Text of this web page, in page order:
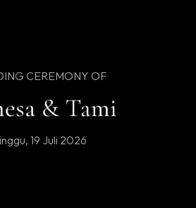
CEREMONY OF
& Tami
19 Juli 2026